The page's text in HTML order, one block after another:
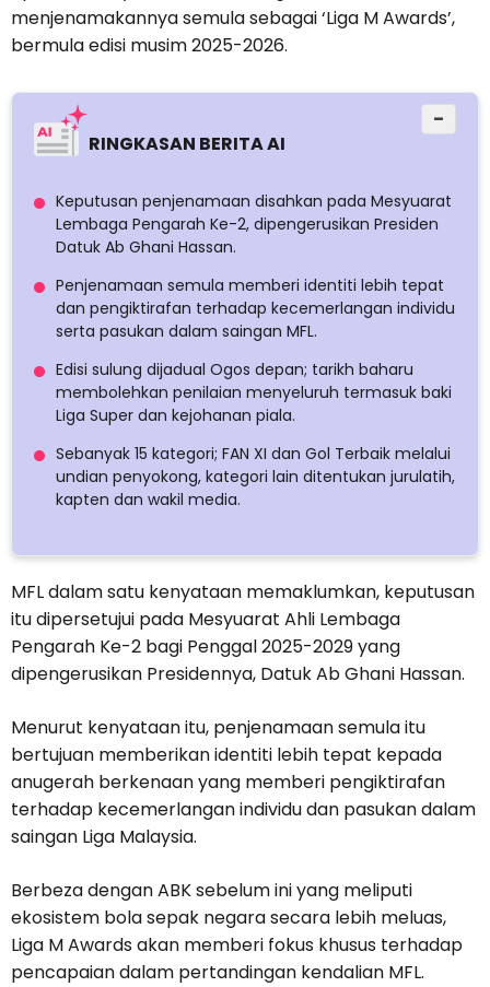
menjenamakannya semula sebagai ‘Liga M Awards’,
bermula edisi musim 2025-2026.
RINGKASAN BERITA AI
−
Keputusan penjenamaan disahkan pada Mesyuarat
Lembaga Pengarah Ke-2, dipengerusikan Presiden
Datuk Ab Ghani Hassan.
Penjenamaan semula memberi identiti lebih tepat
dan pengiktirafan terhadap kecemerlangan individu
serta pasukan dalam saingan MFL.
Edisi sulung dijadual Ogos depan; tarikh baharu
membolehkan penilaian menyeluruh termasuk baki
Liga Super dan kejohanan piala.
Sebanyak 15 kategori; FAN XI dan Gol Terbaik melalui
undian penyokong, kategori lain ditentukan jurulatih,
kapten dan wakil media.
MFL dalam satu kenyataan memaklumkan, keputusan
itu dipersetujui pada Mesyuarat Ahli Lembaga
Pengarah Ke-2 bagi Penggal 2025-2029 yang
dipengerusikan Presidennya, Datuk Ab Ghani Hassan.
Menurut kenyataan itu, penjenamaan semula itu
bertujuan memberikan identiti lebih tepat kepada
anugerah berkenaan yang memberi pengiktirafan
terhadap kecemerlangan individu dan pasukan dalam
saingan Liga Malaysia.
Berbeza dengan ABK sebelum ini yang meliputi
ekosistem bola sepak negara secara lebih meluas,
Liga M Awards akan memberi fokus khusus terhadap
pencapaian dalam pertandingan kendalian MFL.